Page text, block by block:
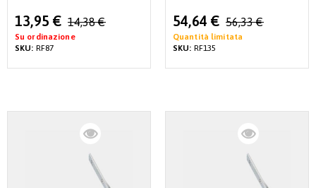
Special
Price
13,95 € 14,38 €
Su ordinazione
SKU: RF87
Special
Price
54,64 € 56,33 €
Quantità limitata
SKU: RF135